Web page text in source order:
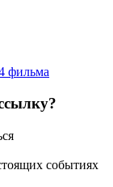
фильма
событиях